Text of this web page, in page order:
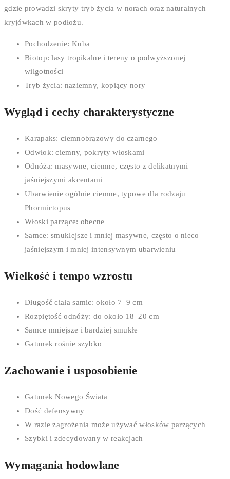
gdzie prowadzi skryty tryb życia w norach oraz naturalnych
kryjówkach w podłożu.
Pochodzenie: Kuba
Biotop: lasy tropikalne i tereny o podwyższonej
wilgotności
Tryb życia: naziemny, kopiący nory
Wygląd i cechy charakterystyczne
Karapaks: ciemnobrązowy do czarnego
Odwłok: ciemny, pokryty włoskami
Odnóża: masywne, ciemne, często z delikatnymi
jaśniejszymi akcentami
Ubarwienie ogólnie ciemne, typowe dla rodzaju
Phormictopus
Włoski parzące: obecne
Samce: smuklejsze i mniej masywne, często o nieco
jaśniejszym i mniej intensywnym ubarwieniu
Wielkość i tempo wzrostu
Długość ciała samic: około 7–9 cm
Rozpiętość odnóży: do około 18–20 cm
Samce mniejsze i bardziej smukłe
Gatunek rośnie szybko
Zachowanie i usposobienie
Gatunek Nowego Świata
Dość defensywny
W razie zagrożenia może używać włosków parzących
Szybki i zdecydowany w reakcjach
Wymagania hodowlane